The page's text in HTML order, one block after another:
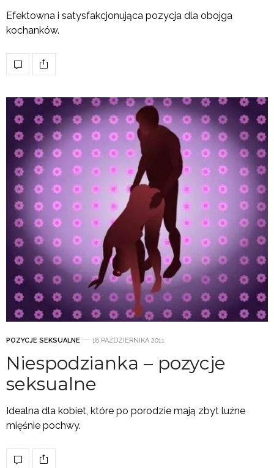
Efektowna i satysfakcjonująca pozycja dla obojga
kochanków.
POZYCJE SEKSUALNE 18 PAŹDZIERNIKA 2011
Niespodzianka – pozycje
seksualne
Idealna dla kobiet, które po porodzie mają zbyt luźne
mięśnie pochwy.